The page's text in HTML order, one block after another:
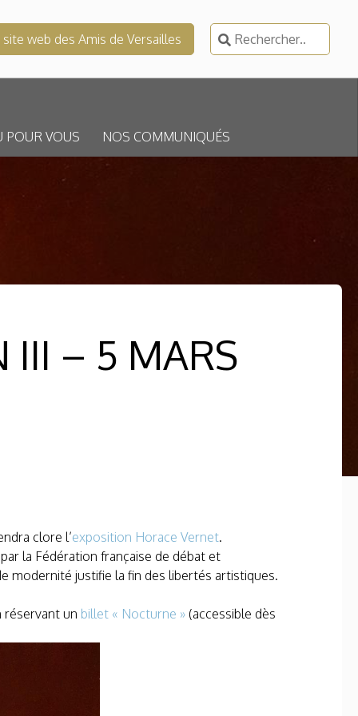
web des Amis de Versailles Rechercher :
POUR VOUS NOS COMMUNIQUÉS
III – 5 MARS
clore l’exposition Horace Vernet.
la Fédération française de débat et
modernité justifie la fin des libertés artistiques.
réservant un billet « Nocturne » (accessible dès